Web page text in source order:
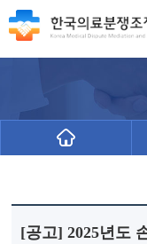
[공고] 2025년도